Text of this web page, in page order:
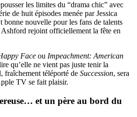
les limites du “drama chic” avec
de huit épisodes menée par Jessica
bonne nouvelle pour les fans de talents
rejoint officiellement la fête en
Face ou Impeachment: American
qu’elle ne vient pas juste tenir la
fraîchement téléporté de Succession, sera
TV se fait plaisir.
et un père au bord du